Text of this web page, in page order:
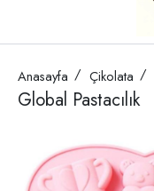
Anasayfa Çikolata
Global Pastacılık